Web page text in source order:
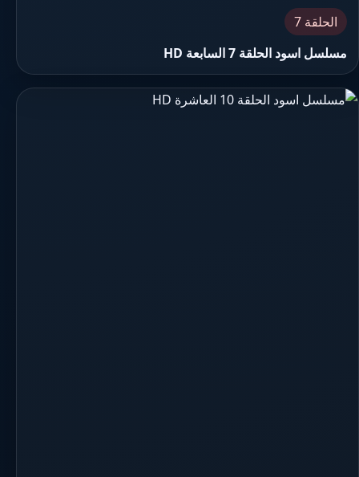
الحلقة 7
مسلسل اسود الحلقة 7 السابعة HD